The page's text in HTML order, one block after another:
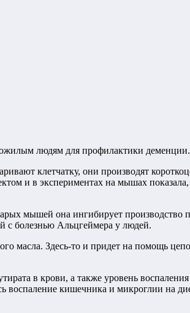
людям для профилактики деменции.
клетчатку, они производят
и в экспериментах на мышах показала,
мышей она ингибирует
с болезнью Альцгеймера у людей.
масла. Здесь-то и придет на помощь
в крови, а также уровень
воспаление кишечника и микроглии на